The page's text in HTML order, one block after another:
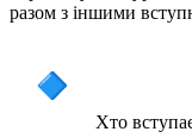
разом з іншими
Хто